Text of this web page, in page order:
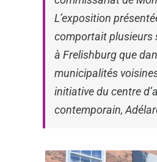
L’exposition
comportait plusieurs
à Frelishburg que
municipalités
initiative du centre
contemporain,